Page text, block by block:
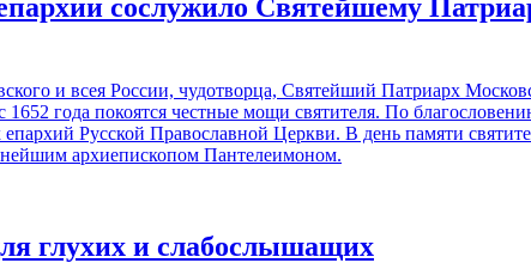
сослужило Святейшему
и всея России, чудотворца, Святейший Патриарх
года покоятся честные мощи святителя. По
Русской Православной Церкви. В день памяти
архиепископом Пантелеимоном.
глухих и слабослышащих